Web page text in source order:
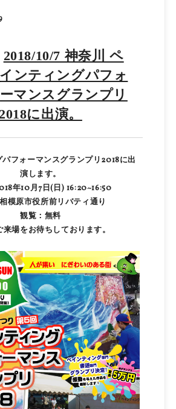
2018/10/7 神奈川 ペ
インティングパフォ
ーマンスグランプリ
2018に出演。
フォーマンスグランプリ2018に出
演します。
年10月7日(日) 16:20~16:50
模原市役所前リバティ通り
観覧：無料
来場をお待ちしております。